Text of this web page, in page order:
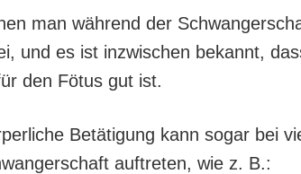
man während der
und es ist inzwischen bekannt,
den Fötus gut ist.
Betätigung kann sogar bei
auftreten, wie z. B.: